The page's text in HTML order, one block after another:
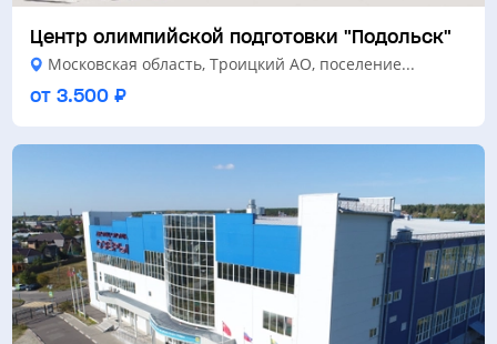
Центр олимпийской подготовки "Подольск"
Московская область, Троицкий АО, поселение...
от 3.500 ₽